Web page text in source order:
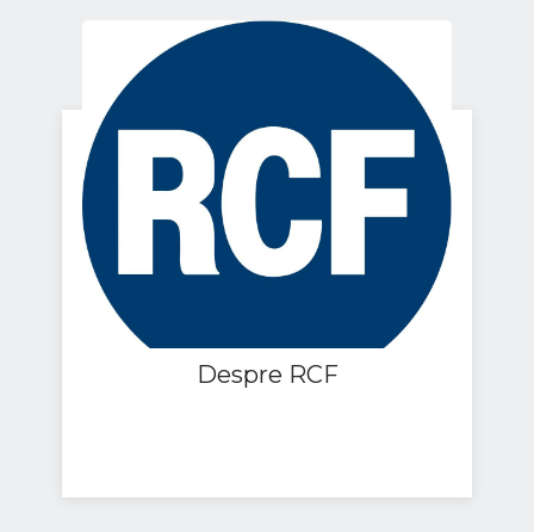
Despre RCF